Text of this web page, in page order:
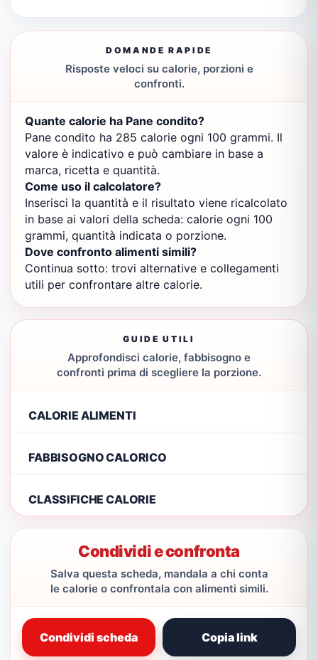
DOMANDE RAPIDE
Risposte veloci su calorie, porzioni e
confronti.
Quante calorie ha Pane condito?
Pane condito ha 285 calorie ogni 100 grammi. Il
valore è indicativo e può cambiare in base a
marca, ricetta e quantità.
Come uso il calcolatore?
Inserisci la quantità e il risultato viene ricalcolato
in base ai valori della scheda: calorie ogni 100
grammi, quantità indicata o porzione.
Dove confronto alimenti simili?
Continua sotto: trovi alternative e collegamenti
utili per confrontare altre calorie.
GUIDE UTILI
Approfondisci calorie, fabbisogno e
confronti prima di scegliere la porzione.
CALORIE ALIMENTI
FABBISOGNO CALORICO
CLASSIFICHE CALORIE
Condividi e confronta
Salva questa scheda, mandala a chi conta
le calorie o confrontala con alimenti simili.
Condividi scheda Copia link